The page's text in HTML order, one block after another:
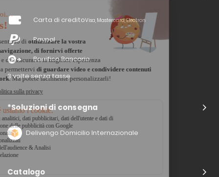
Carta di creditoVisa, Mastercard, Electron
Paypal
Bonifico Bancario
3 volte senza tasse
*Soluzioni di consegna
Delivengo Domicilio Internazionale
Catalogo